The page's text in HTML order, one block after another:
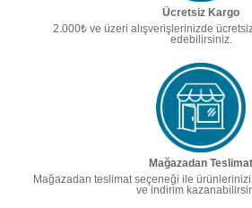
Ücretsiz Kargo
2.000₺ ve üzeri alışverişlerinizde
edebilirsiniz.
Mağazadan Teslimat
Mağazadan teslimat seçeneği ile ürünlerinizi
ve indirim